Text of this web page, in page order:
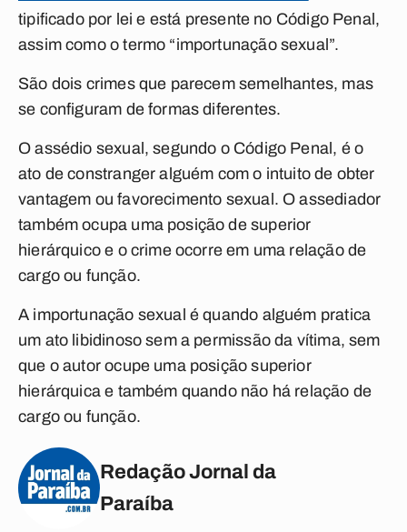
tipificado por lei e está presente no Código Penal,
assim como o termo “importunação sexual”.
São dois crimes que parecem semelhantes, mas
se configuram de formas diferentes.
O assédio sexual, segundo o Código Penal, é o
ato de constranger alguém com o intuito de obter
vantagem ou favorecimento sexual. O assediador
também ocupa uma posição de superior
hierárquico e o crime ocorre em uma relação de
cargo ou função.
A importunação sexual é quando alguém pratica
um ato libidinoso sem a permissão da vítima, sem
que o autor ocupe uma posição superior
hierárquica e também quando não há relação de
cargo ou função.
Redação Jornal da
Paraíba